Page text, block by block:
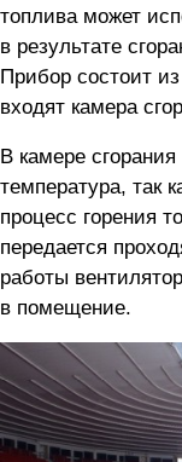
топлива может
в результате
Прибор состоит
входят камера
В камере
температура, так
процесс горения
передается
работы
в помещение.